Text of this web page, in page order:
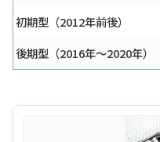
初期型（2012年前後）
後期型（2016年～2020年）